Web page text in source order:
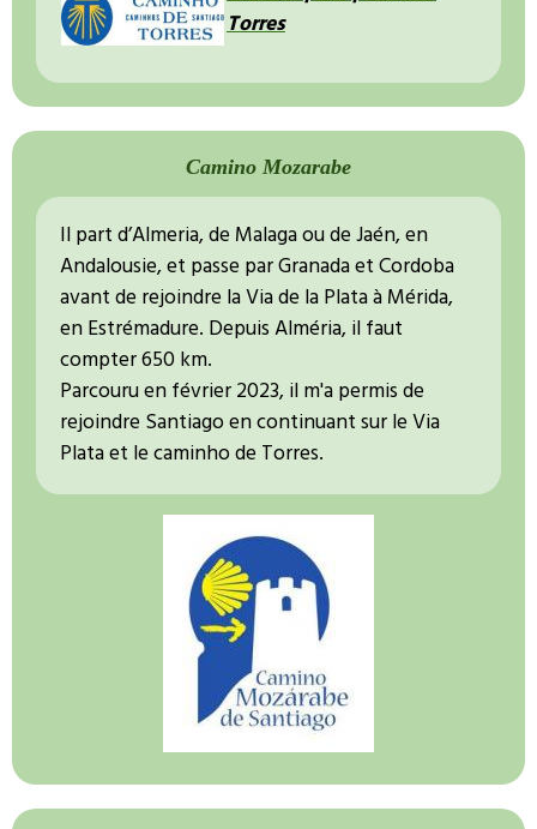
Torres
Camino Mozarabe
Il part d’Almeria, de Malaga ou de Jaén, en
Andalousie, et passe par Granada et Cordoba
avant de rejoindre la Via de la Plata à Mérida,
en Estrémadure. Depuis Alméria, il faut
compter 650 km.
Parcouru en février 2023, il m'a permis de
rejoindre Santiago en continuant sur le Via
Plata et le caminho de Torres.